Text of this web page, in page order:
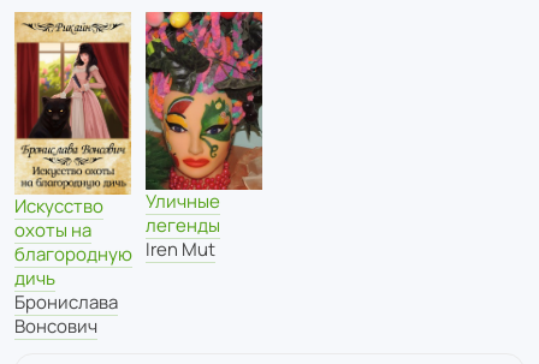
Искусство
охоты на
благородную
дичь
Бронислава
Вонсович
Уличные
легенды
Iren Mut